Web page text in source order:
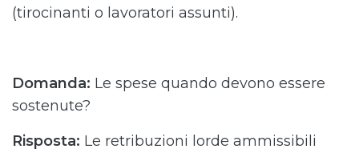
(tirocinanti o lavoratori assunti).
Domanda: Le spese quando devono essere
sostenute?
Risposta: Le retribuzioni lorde ammissibili